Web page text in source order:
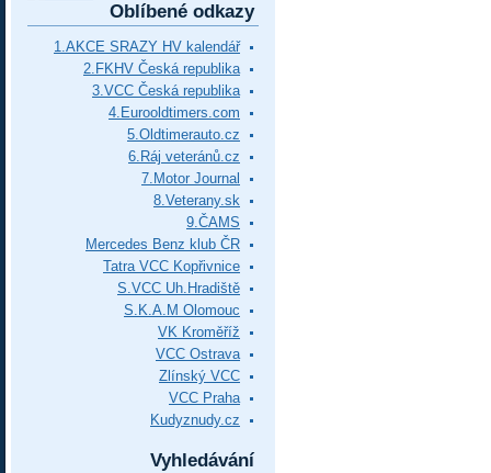
Oblíbené odkazy
1.AKCE SRAZY HV kalendář
2.FKHV Česká republika
3.VCC Česká republika
4.Eurooldtimers.com
5.Oldtimerauto.cz
6.Ráj veteránů.cz
7.Motor Journal
8.Veterany.sk
9.ČAMS
Mercedes Benz klub ČR
Tatra VCC Kopřivnice
S.VCC Uh.Hradiště
S.K.A.M Olomouc
VK Kroměříž
VCC Ostrava
Zlínský VCC
VCC Praha
Kudyznudy.cz
Vyhledávání